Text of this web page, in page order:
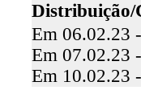
Distribuição/
Em 06.02.23
Em 07.02.23
Em 10.02.23